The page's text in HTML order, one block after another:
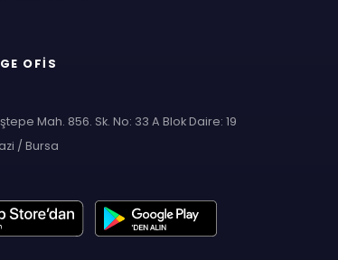
OFİS
Mah. 856. Sk. No: 33 A Blok Daire: 19
/ Bursa